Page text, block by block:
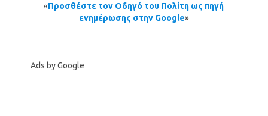
«Προσθέστε τον Οδηγό του Πολίτη ως πηγή
ενημέρωσης στην Google»
Ads by Google